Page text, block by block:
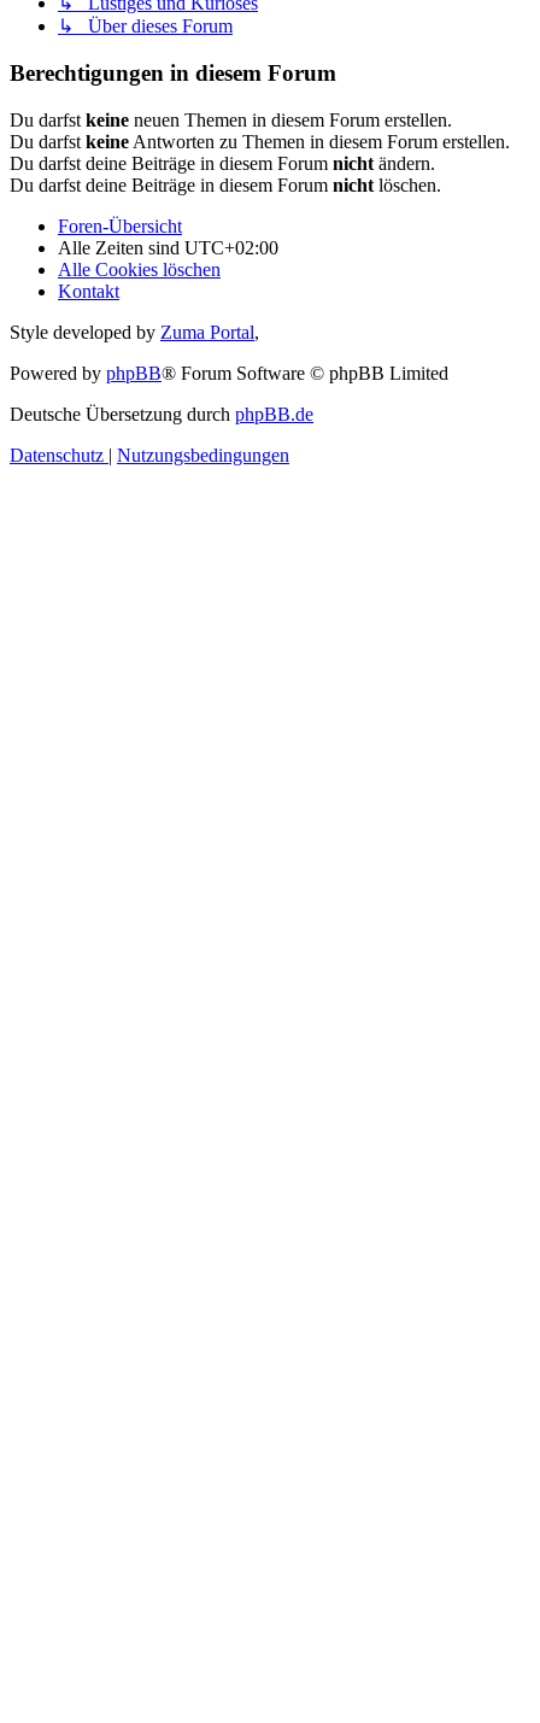
↳ Über dieses Forum
Berechtigungen in diesem Forum
Du darfst keine neuen Themen in diesem Forum erstellen.
Du darfst keine Antworten zu Themen in diesem Forum erstellen.
Du darfst deine Beiträge in diesem Forum nicht ändern.
Du darfst deine Beiträge in diesem Forum nicht löschen.
Foren-Übersicht
Alle Zeiten sind UTC+02:00
Alle Cookies löschen
Kontakt
Style developed by Zuma Portal,
Powered by phpBB® Forum Software © phpBB Limited
Deutsche Übersetzung durch phpBB.de
Datenschutz | Nutzungsbedingungen